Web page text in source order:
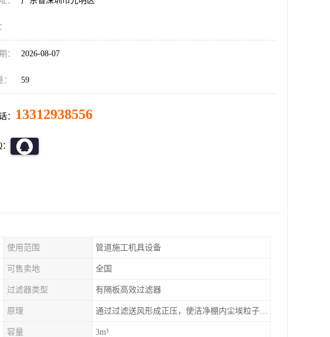
： 2026-08-07
59
： 13312938556
使用范围 管道施工机具设备
可售卖地 全国
过滤器类型 有隔板高效过滤器
原理 通过过滤送风形成正压，使洁净棚内尘埃粒子数降低，达到更高的等级
容量 3m³